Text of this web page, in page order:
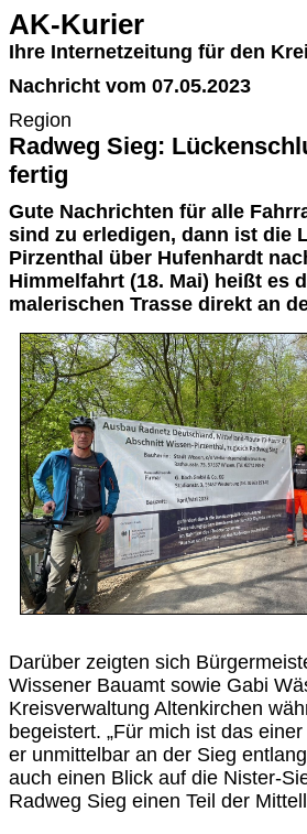
AK-Kurier
Ihre Internetzeitung für den
Nachricht vom 07.05.2023
Region
Radweg Sieg:
fertig
Gute Nachrichten für alle
sind zu erledigen, dann ist die
Pirzenthal über Hufenhardt
Himmelfahrt (18. Mai) heißt es
malerischen Trasse direkt an
Darüber zeigten sich
Wissener Bauamt sowie Gabi
Kreisverwaltung Altenkirchen
begeistert. „Für mich ist das
er unmittelbar an der Sieg
auch einen Blick auf die Nister-
Radweg Sieg einen Teil der